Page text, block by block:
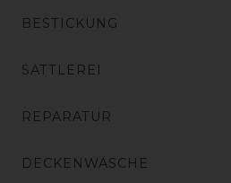
BESTICKUNG
SATTLEREI
REPARATUR
DECKENWÄSCHE